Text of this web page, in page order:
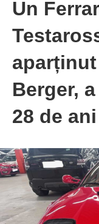
Un
Berger,
28 de ani